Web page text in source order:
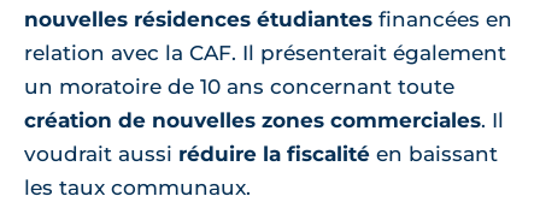
nouvelles résidences étudiantes financées en
relation avec la CAF. Il présenterait également
un moratoire de 10 ans concernant toute
création de nouvelles zones commerciales. Il
voudrait aussi réduire la fiscalité en baissant
les taux communaux.